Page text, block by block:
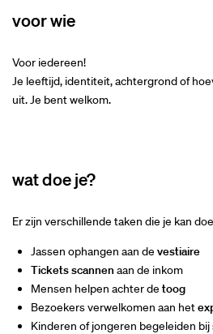
voor wie
Voor iedereen!
Je leeftijd, identiteit, achtergrond of
uit. Je bent welkom.
wat doe je?
Er zijn verschillende taken die je kan
Jassen ophangen aan devestiaire
Tickets scannen aan de inkom
Mensen helpen achter detoog
Bezoekers verwelkomen aan het
Kinderen of jongeren begeleiden bij